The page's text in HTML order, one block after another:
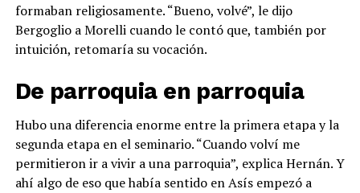
formaban religiosamente. “Bueno, volvé”, le dijo
Bergoglio a Morelli cuando le contó que, también por
intuición, retomaría su vocación.
De parroquia en parroquia
Hubo una diferencia enorme entre la primera etapa y la
segunda etapa en el seminario. “Cuando volví me
permitieron ir a vivir a una parroquia”, explica Hernán. Y
ahí algo de eso que había sentido en Asís empezó a